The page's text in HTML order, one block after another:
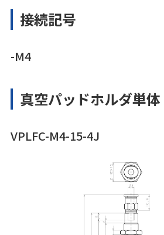
接続記号
-M4
真空パッドホルダ単体
VPLFC-M4-15-4J